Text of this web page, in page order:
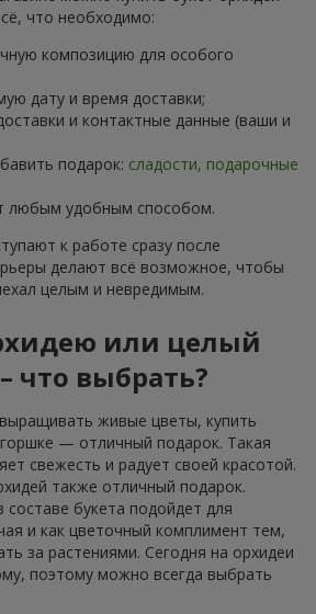
что необходимо:
композицию для особого
дату и время доставки;
и контактные данные (ваши и
подарок: сладости, подарочные
любым удобным способом.
к работе сразу после
делают всё возможное, чтобы
целым и невредимым.
или целый
что выбрать?
живые цветы, купить
— отличный подарок. Такая
свежесть и радует своей красотой.
также отличный подарок.
букета подойдет для
и как цветочный комплимент тем,
за растениями. Сегодня на орхидеи
поэтому можно всегда выбрать